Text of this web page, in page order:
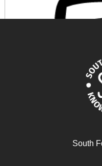
Development asSouth